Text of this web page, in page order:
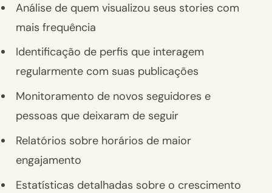
Análise de quem visualizou seus stories com
mais frequência
Identificação de perfis que interagem
regularmente com suas publicações
Monitoramento de novos seguidores e
pessoas que deixaram de seguir
Relatórios sobre horários de maior
engajamento
Estatísticas detalhadas sobre o crescimento